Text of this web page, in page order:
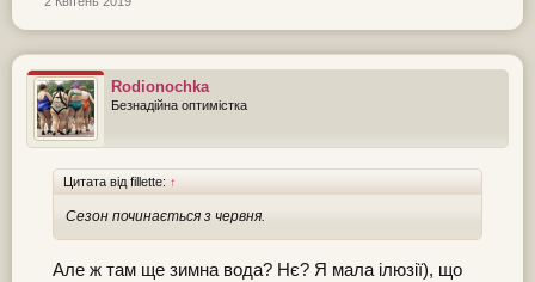
Rodionochka
Безнадійна оптимістка
Цитата від fillette: ↑
Сезон починається з червня.
Але ж там ще зимна вода? Нє? Я мала ілюзії), що